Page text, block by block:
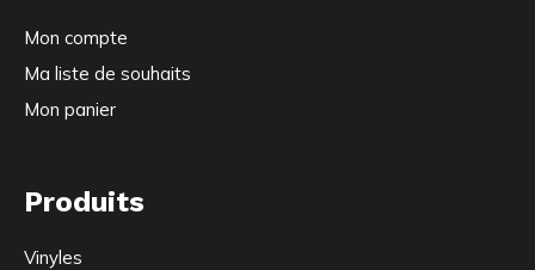
Mon compte
Ma liste de souhaits
Mon panier
Produits
Vinyles